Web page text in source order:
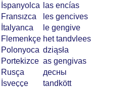
İspanyolca
las encías
Fransızca
les gencives
İtalyanca
le gengive
Flemenkçe het tandvlees
Polonyoca dziąsła
Portekizce as gengivas
Rusça
десны
İsveççe
tandkött